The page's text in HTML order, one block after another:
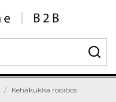
Kehäkukka rooibos